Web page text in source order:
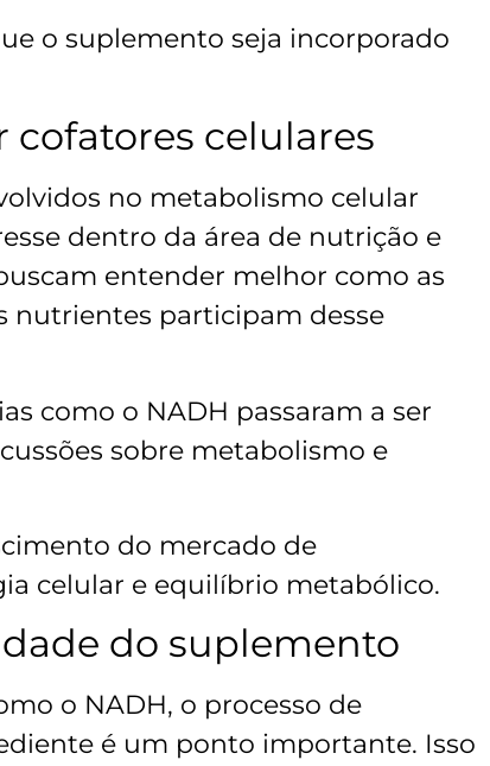
o suplemento seja incorporado
cofatores celulares
no metabolismo celular
dentro da área de nutrição e
entender melhor como as
nutrientes participam desse
como o NADH passaram a ser
sobre metabolismo e
do mercado de
celular e equilíbrio metabólico.
do suplemento
o NADH, o processo de
é um ponto importante. Isso